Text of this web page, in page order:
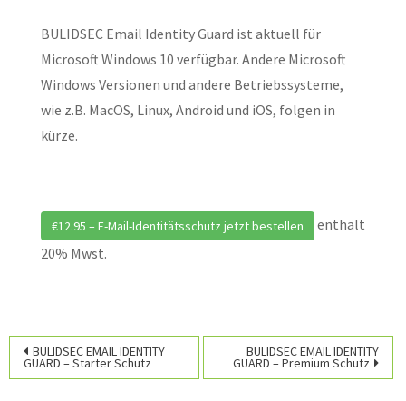
BULIDSEC Email Identity Guard ist aktuell für
Microsoft Windows 10 verfügbar. Andere Microsoft
Windows Versionen und andere Betriebssysteme,
wie z.B. MacOS, Linux, Android und iOS, folgen in
kürze.
€12.95 – E-Mail-Identitätsschutz jetzt bestellen
enthält
20% Mwst.
Beitragsnavigation
BULIDSEC EMAIL IDENTITY
GUARD – Starter Schutz
BULIDSEC EMAIL IDENTITY
GUARD – Premium Schutz